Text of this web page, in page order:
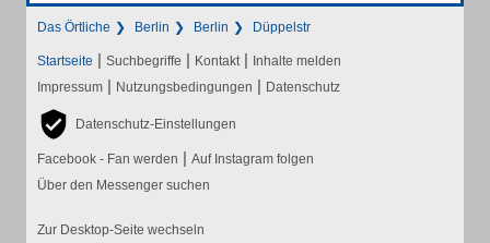
Das Örtliche Berlin Berlin Düppelstr
Startseite | Suchbegriffe | Kontakt | Inhalte melden
Impressum | Nutzungsbedingungen | Datenschutz
Datenschutz-Einstellungen
Facebook - Fan werden | Auf Instagram folgen
Über den Messenger suchen
Zur Desktop-Seite wechseln